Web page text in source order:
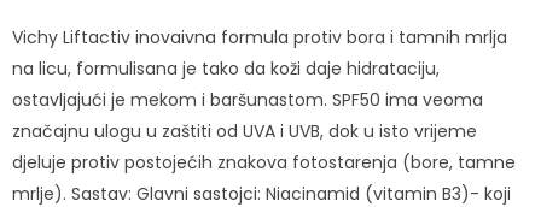
Vichy Liftactiv inovaivna formula protiv bora i tamnih mrlja
na licu, formulisana je tako da koži daje hidrataciju,
ostavljajući je mekom i baršunastom. SPF50 ima veoma
značajnu ulogu u zaštiti od UVA i UVB, dok u isto vrijeme
djeluje protiv postojećih znakova fotostarenja (bore, tamne
mrlje). Sastav: Glavni sastojci: Niacinamid (vitamin B3)- koji